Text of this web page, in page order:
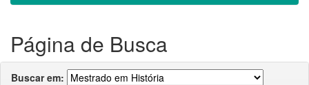
Página de Busca
Buscar em: